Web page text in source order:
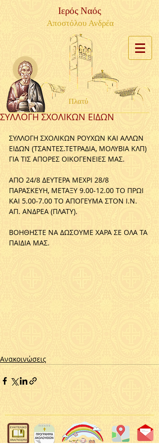
Ιερός Ναός
Αποστόλου Ανδρέα
Πλατύ
ΣYΛΛOΓH ΣXOΛIKΩN EIΔΩN
ΣΥΛΛΟΓΗ ΣΧΟΛΙΚΩΝ ΡΟΥΧΩΝ ΚΑΙ ΑΛΛΩΝ
ΕΙΔΩΝ (ΤΣΑΝΤΕΣ.ΤΕΤΡΑΔΙΑ, ΜΟΛΥΒΙΑ ΚΛΠ)
ΓΙΑ ΤΙΣ ΑΠΟΡΕΣ ΟΙΚΟΓΕΝΕΙΕΣ ΜΑΣ.
ΑΠΟ 24/8 ΔΕΥΤΕΡΑ ΜΕΧΡΙ 28/8
ΠΑΡΑΣΚΕΥΗ, ΜΕΤΑΞΥ 9.00-12.00 ΤΟ ΠΡΩΙ
ΚΑΙ 5.00-7.00 ΤΟ ΑΠΟΓΕΥΜΑ ΣTON I.N.
AΠ. ANΔPEA (ΠΛATY).
BOHΘHΣTE NA ΔΩΣOYME XAPA ΣE OΛA TA
ΠAIΔIA MAΣ.
Ανακοινώσεις